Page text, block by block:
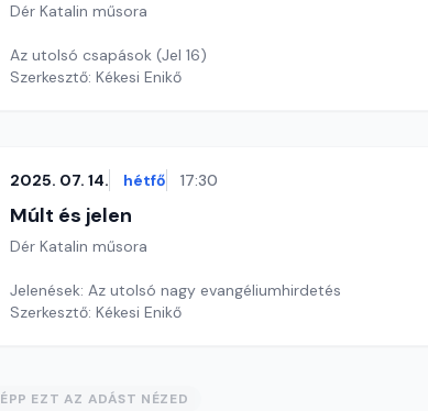
Dér Katalin műsora
Az utolsó csapások (Jel 16)
Szerkesztő: Kékesi Enikő
2025. 07. 14. hétfő 17:30
Múlt és jelen
Dér Katalin műsora
Jelenések: Az utolsó nagy evangéliumhirdetés
Szerkesztő: Kékesi Enikő
ÉPP EZT AZ ADÁST NÉZED